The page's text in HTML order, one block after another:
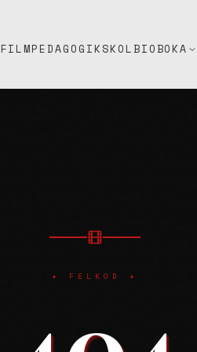
FILMPEDAGOGIK SKOLBIO BOKA
✦ FELKOD ✦